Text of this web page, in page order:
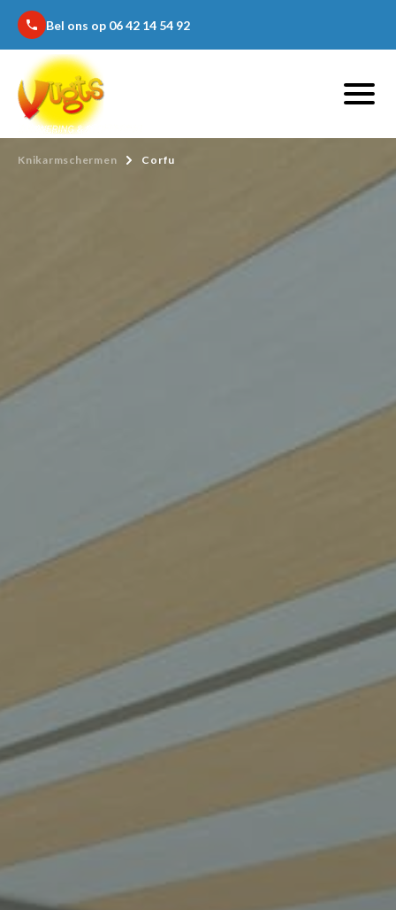
phone Bel ons op 06 42 14 54 92
Knikarmschermen Corfu